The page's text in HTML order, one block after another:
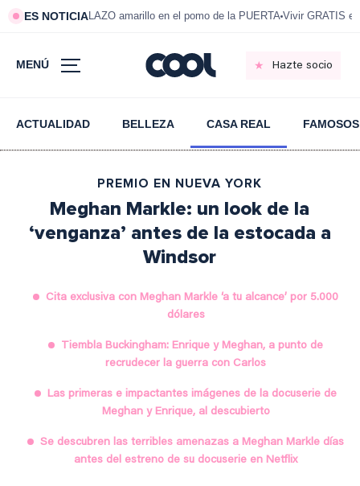
ES NOTICIALAZO amarillo en el pomo de la PUERTA Vivir GRATIS
MENÚ Hazte socio
ACTUALIDAD BELLEZA CASA REAL FAMOSOS
PREMIO EN NUEVA YORK
Meghan Markle: un look de la
‘venganza’ antes de la estocada a
Windsor
Cita exclusiva con Meghan Markle ‘a tu alcance’ por 5.000
dólares
Tiembla Buckingham: Enrique y Meghan, a punto de
recrudecer la guerra con Carlos
Las primeras e impactantes imágenes de la docuserie de
Meghan y Enrique, al descubierto
Se descubren las terribles amenazas a Meghan Markle días
antes del estreno de su docuserie en Netflix